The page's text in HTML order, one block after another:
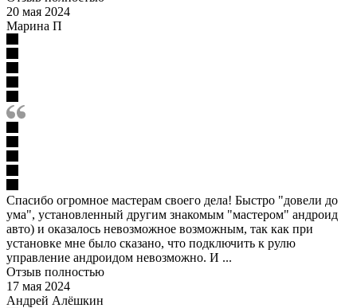
20 мая 2024
Марина П
Спасибо огромное мастерам своего дела! Быстро "довели до
ума", установленный другим знакомым "мастером" андроид
авто) и оказалось невозможное возможным, так как при
установке мне было сказано, что подключить к рулю
управление андроидом невозможно. И ...
Отзыв полностью
17 мая 2024
Андрей Алёшкин